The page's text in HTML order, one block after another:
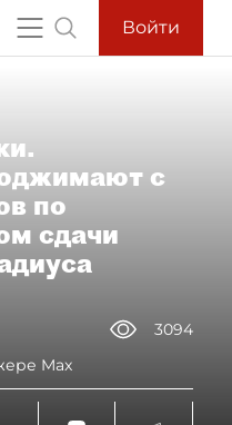
Войти
с
по
сдачи
3094
Max